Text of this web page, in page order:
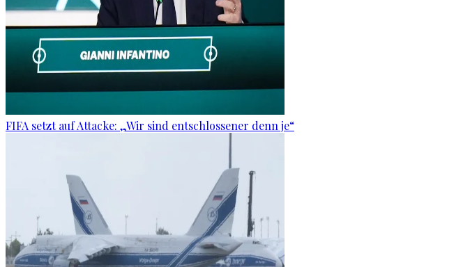
FIFA setzt auf Attacke: „Wir sind entschlossener denn je“